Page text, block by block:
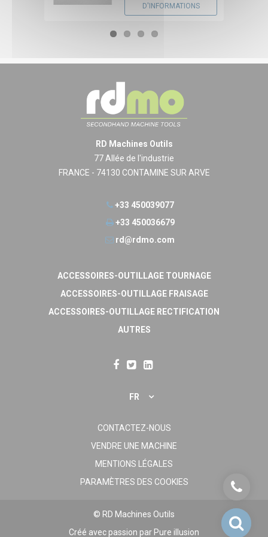
D'INFORMATIONS
RD Machines Outils
77 Allée de l'industrie
FRANCE - 74130 CONTAMINE SUR ARVE
+33 450039077
+33 450036679
rd@rdmo.com
ACCESSOIRES-OUTILLAGE TOURNAGE
ACCESSOIRES-OUTILLAGE FRAISAGE
ACCESSOIRES-OUTILLAGE RECTIFICATION
AUTRES
FR
CONTACTEZ-NOUS
VENDRE UNE MACHINE
MENTIONS LÉGALES
PARAMÈTRES DES COOKIES
© RD Machines Outils
Créé avec passion par Pure illusion